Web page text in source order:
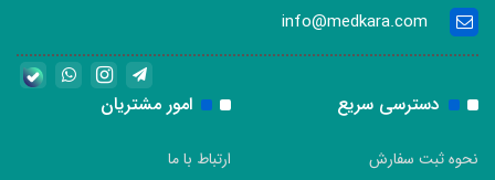
info@medkara.com
دسترسی سریع
نحوه ثبت سفارش
امور مشتریان
ارتباط با ما